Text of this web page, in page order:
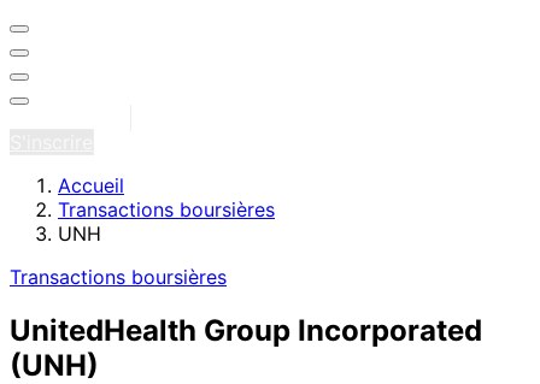
Accueil
Transactions boursières
UNH
Transactions boursières
UnitedHealth Group Incorporated
(UNH)